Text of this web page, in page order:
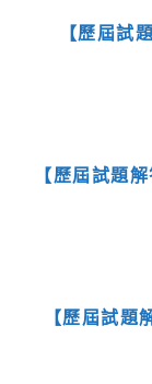
【歷屆試
【歷屆試題
【歷屆試題